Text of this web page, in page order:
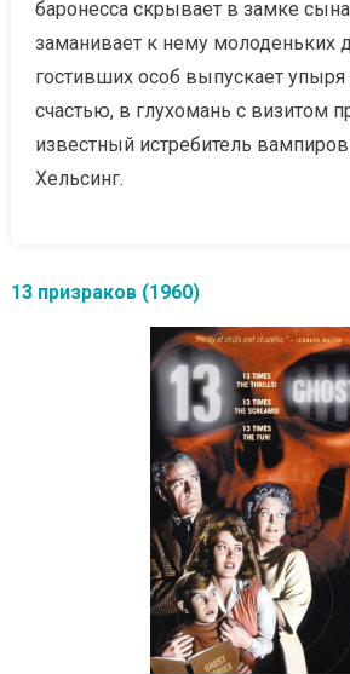
баронесса скрывает в замке
заманивает к нему молоденьких
гостивших особ выпускает упыря
счастью, в глухомань с визитом
известный истребитель
Хельсинг.
13 призраков (1960)